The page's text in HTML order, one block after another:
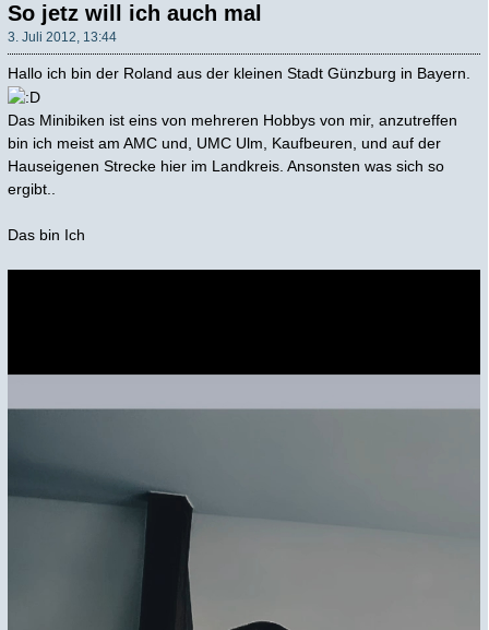
So jetz will ich auch mal
3. Juli 2012, 13:44
Hallo ich bin der Roland aus der kleinen Stadt Günzburg in Bayern.
Das Minibiken ist eins von mehreren Hobbys von mir, anzutreffen
bin ich meist am AMC und, UMC Ulm, Kaufbeuren, und auf der
Hauseigenen Strecke hier im Landkreis. Ansonsten was sich so
ergibt..
Das bin Ich